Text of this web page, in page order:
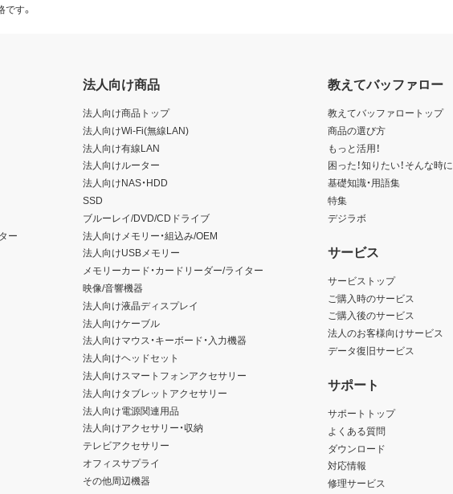
す。
ー
法人向け商品
法人向け商品トップ
法人向けWi-Fi(無線LAN)
法人向け有線LAN
法人向けルーター
法人向けNAS・HDD
SSD
ブルーレイ/DVD/CDドライブ
法人向けメモリー・組込み/OEM
法人向けUSBメモリー
メモリーカード・カードリーダー/ライター
映像/音響機器
法人向け液晶ディスプレイ
法人向けケーブル
法人向けマウス・キーボード・入力機器
法人向けヘッドセット
法人向けスマートフォンアクセサリー
法人向けタブレットアクセサリー
法人向け電源関連用品
法人向けアクセサリー・収納
テレビアクセサリー
オフィスサプライ
その他周辺機器
教えてバッファロー
教えてバッファロートップ
商品の選び方
もっと活用！
困った！知りたい！そんな時に
基礎知識・用語集
特集
デジラボ
サービス
サービストップ
ご購入時のサービス
ご購入後のサービス
法人のお客様向けサービス
データ復旧サービス
サポート
サポートトップ
よくある質問
ダウンロード
対応情報
修理サービス